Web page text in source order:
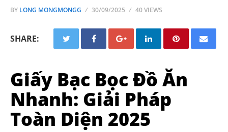
BY LONG MONGMONGG 30/09/2025 40 VIEWS
SHARE:
Giấy Bạc Bọc Đồ Ăn
Nhanh: Giải Pháp
Toàn Diện 2025